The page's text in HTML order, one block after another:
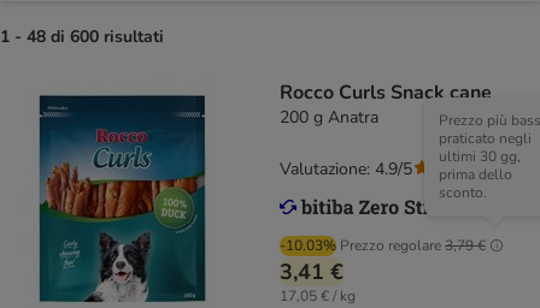
1 - 48 di 600 risultati
Rocco Curls Snack cane
200 g Anatra
-10.03% Prezzo regolare3,79 €
Prezzo più
praticato negli
ultimi 30 gg,
prima dello
sconto.
3,41 €
17,05 € / kg
Valutazione: 4.9/5 (14